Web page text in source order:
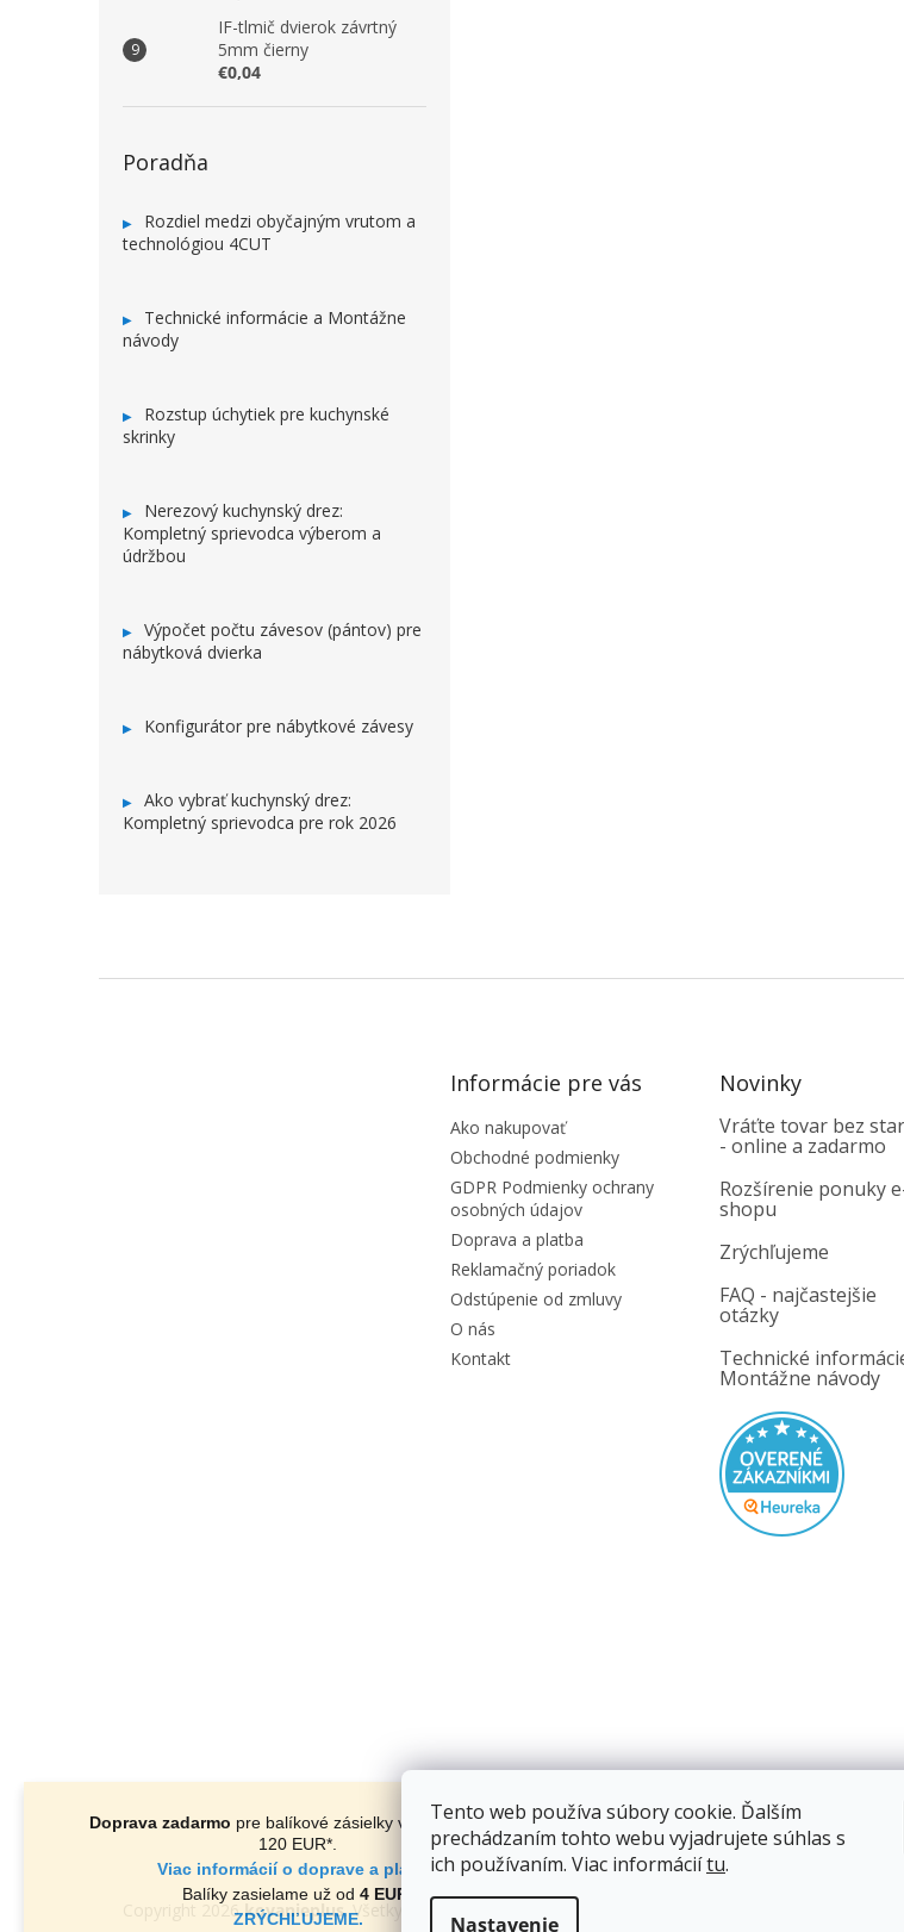
Tento web používa súbory cookie. Ďalším
prechádzaním tohto webu vyjadrujete súhlas s
ich používaním. Viac informáciítu.
Nastavenie
Doprava zadarmo pre balíkové zásielky v hodnote nad
120 EUR*
Viac informácií o doprave a platbe.
Balíky zasielame už od 4 EUR
ZRÝCHĽUJEME.
IF-tlmič dvierok závrtný
5mm čierny
€0,04
Poradňa
Rozdiel medzi obyčajným vrutom a
technológiou 4CUT
Technické informácie a Montážne
návody
Rozstup úchytiek pre kuchynské
skrinky
Nerezový kuchynský drez:
Kompletný sprievodca výberom a
údržbou
Výpočet počtu závesov (pántov) pre
nábytková dvierka
Konfigurátor pre nábytkové závesy
Ako vybrať kuchynský drez:
Kompletný sprievodca pre rok 2026
Informácie pre vás
Ako nakupovať
Obchodné podmienky
GDPR Podmienky ochrany
osobných údajov
Doprava a platba
Reklamačný poriadok
Odstúpenie od zmluvy
O nás
Kontakt
Novinky
Vráťte tovar bez
- online a zadarmo
Rozšírenie ponuky
shopu
Zrýchľujeme
FAQ - najčastejšie
otázky
Technické
Montážne návody
Copyright 2026kovanieplus. Všetky práva vyhradené.